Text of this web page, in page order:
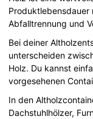
Produktlebensdauer
Abfalltrennung und
Bei deiner
unterscheiden
Holz. Du kannst
vorgesehenen
In den
Dachstuhlhölzer,